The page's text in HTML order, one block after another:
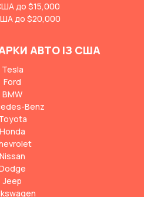
до $15,000
до $20,000
АВТО ІЗ США
Tesla
Ford
BMW
Benz
Honda
Nissan
Jeep